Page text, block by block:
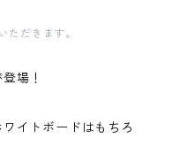
ただきます。
場！
イトボードはもちろ